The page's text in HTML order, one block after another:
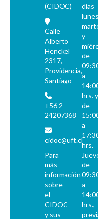
(CIDOC)
Calle
Alberto
Henckel
2317,
Providencia,
Santiago
+56 2
24207368
cidoc@uft.cl
Para
más
información
sobre
el
CIDOC
y sus
días
y
de
a
hrs. y
de
a
hrs.
de
a
hrs.,